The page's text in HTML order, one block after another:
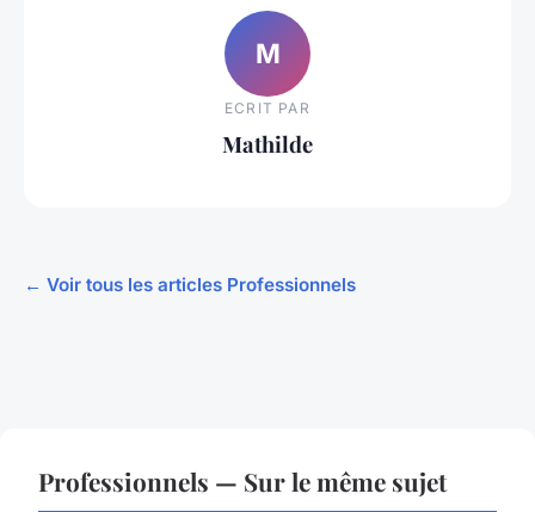
M
ECRIT PAR
Mathilde
← Voir tous les articles Professionnels
Professionnels — Sur le même sujet